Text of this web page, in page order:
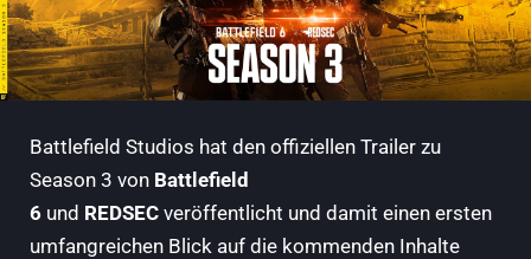
Battlefield Studios hat den offiziellen Trailer zu
Season 3 von Battlefield
6 und REDSEC veröffentlicht und damit einen ersten
umfangreichen Blick auf die kommenden Inhalte